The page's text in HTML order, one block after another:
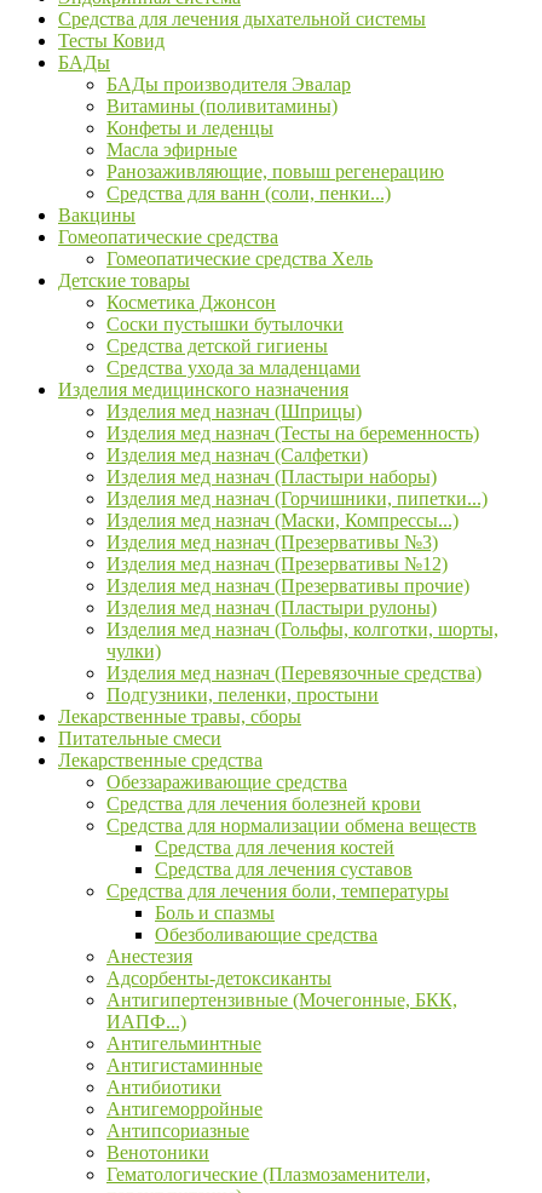
Средства для лечения дыхательной системы
Тесты Ковид
БАДы
БАДы производителя Эвалар
Витамины (поливитамины)
Конфеты и леденцы
Масла эфирные
Ранозаживляющие, повыш регенерацию
Средства для ванн (соли, пенки...)
Вакцины
Гомеопатические средства
Гомеопатические средства Хель
Детские товары
Косметика Джонсон
Соски пустышки бутылочки
Средства детской гигиены
Средства ухода за младенцами
Изделия медицинского назначения
Изделия мед назнач (Шприцы)
Изделия мед назнач (Тесты на беременность)
Изделия мед назнач (Салфетки)
Изделия мед назнач (Пластыри наборы)
Изделия мед назнач (Горчишники, пипетки...)
Изделия мед назнач (Маски, Компрессы...)
Изделия мед назнач (Презервативы №3)
Изделия мед назнач (Презервативы №12)
Изделия мед назнач (Презервативы прочие)
Изделия мед назнач (Пластыри рулоны)
Изделия мед назнач (Гольфы, колготки, шорты,
чулки)
Изделия мед назнач (Перевязочные средства)
Подгузники, пеленки, простыни
Лекарственные травы, сборы
Питательные смеси
Лекарственные средства
Обеззараживающие средства
Средства для лечения болезней крови
Средства для нормализации обмена веществ
Средства для лечения костей
Средства для лечения суставов
Средства для лечения боли, температуры
Боль и спазмы
Обезболивающие средства
Анестезия
Адсорбенты-детоксиканты
Антигипертензивные (Мочегонные, БКК,
ИАПФ...)
Антигельминтные
Антигистаминные
Антибиотики
Антигеморройные
Антипсориазные
Венотоники
Гематологические (Плазмозаменители,